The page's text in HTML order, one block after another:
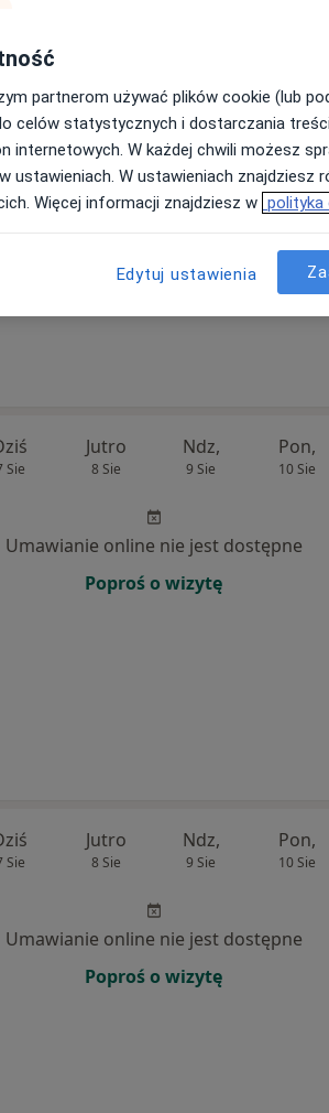
Sie
Jutro
8 Sie
Ndz,
9 Sie
Pon,
10 Sie
Umawianie online nie jest dostępne
Sie
Jutro
8 Sie
Ndz,
9 Sie
Pon,
10 Sie
Umawianie online nie jest dostępne
Poproś o wizytę
Sie
Jutro
8 Sie
Ndz,
9 Sie
Pon,
10 Sie
Umawianie online nie jest dostępne
Poproś o wizytę
partnerom używać plików cookie (lub
celów statystycznych i dostarczania
internetowych. W każdej chwili możesz
ustawieniach. W ustawieniach znajdziesz
Więcej informacji znajdziesz w polityka
Edytuj ustawienia